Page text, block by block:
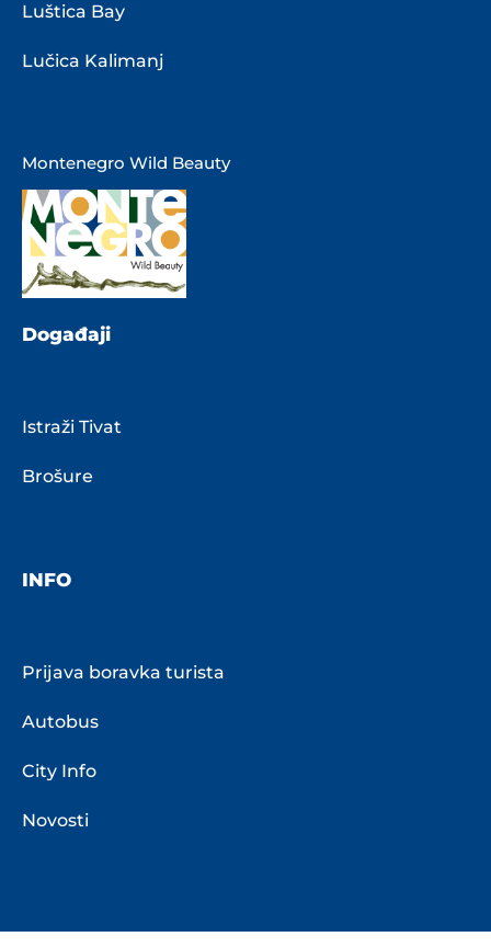
Luštica Bay
Lučica Kalimanj
Montenegro Wild Beauty
Događaji
Istraži Tivat
Brošure
INFO
Prijava boravka turista
Autobus
City Info
Novosti